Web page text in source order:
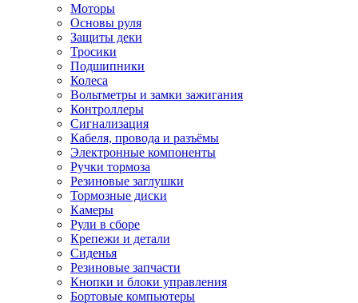
Моторы
Основы руля
Защиты деки
Тросики
Подшипники
Колеса
Вольтметры и замки зажигания
Контроллеры
Сигнализация
Кабеля, провода и разъёмы
Электронные компоненты
Ручки тормоза
Резиновые заглушки
Тормозные диски
Камеры
Рули в сборе
Крепежи и детали
Сиденья
Резиновые запчасти
Кнопки и блоки управления
Бортовые компьютеры